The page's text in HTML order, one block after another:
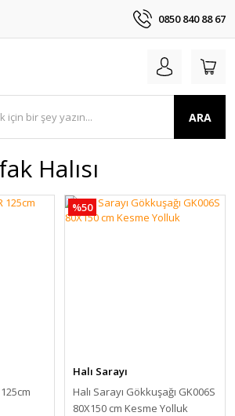
0850 840 88 67
ARA
Halısı
%50
Halı Sarayı
Halı Sarayı Gökkuşağı GK006S
80X150 cm Kesme Yolluk